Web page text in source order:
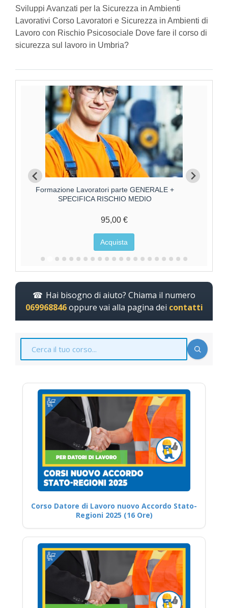
Sviluppi Avanzati per la Sicurezza in Ambienti
Lavorativi Corso Lavoratori e Sicurezza in Ambienti di
Lavoro con Rischio Psicosociale Dove fare il corso di
sicurezza sul lavoro in Umbria?
Formazione Lavoratori parte GENERALE +
SPECIFICA RISCHIO MEDIO
95,00 €
Acquista
Hai bisogno di aiuto? Chiama il numero
069968846oppure vai alla pagina dei contatti
Corso Datore di Lavoro nuovo Accordo Stato-
Regioni 2025 (16 Ore)